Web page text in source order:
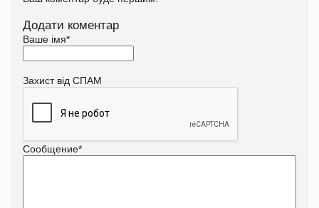
Додати коментар
Ваше імя*
Захист від СПАМ
Сообщение*